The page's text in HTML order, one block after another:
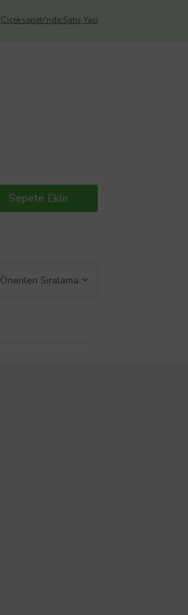
Çiçeksepeti'nde Satış Yap
Sepete Ekle
Önerilen Sıralama